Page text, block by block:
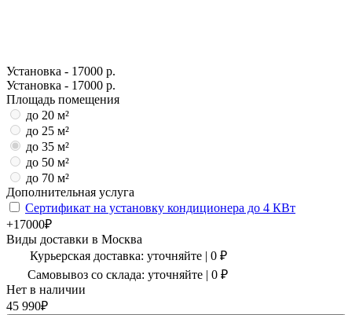
Установка - 17000 р.
Установка - 17000 р.
Площадь помещения
до 20 м²
до 25 м²
до 35 м²
до 50 м²
до 70 м²
Дополнительная услуга
Сертификат на установку кондиционера до 4 КВт
+17000₽
Виды доставки в Москва
Курьерская доставка: уточняйте | 0 ₽
Самовывоз со склада: уточняйте | 0 ₽
Нет в наличии
45 990₽